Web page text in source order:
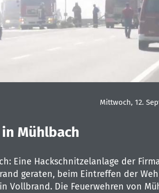
Mittwoch, 12.
Mühlbach
Eine Hackschnitzelanlage der
geraten, beim Eintreffen der
Vollbrand. Die Feuerwehren von